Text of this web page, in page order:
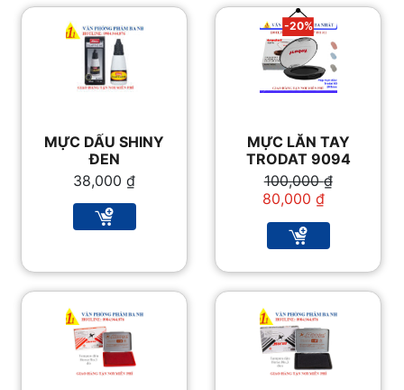
MỰC DẤU SHINY
ĐEN
38,000₫
-20%
MỰC LĂN TAY
TRODAT 9094
100,000₫
Giá
gốc
100,000 ₫.
80,000₫
Giá
hiện
là:
80,000 ₫.